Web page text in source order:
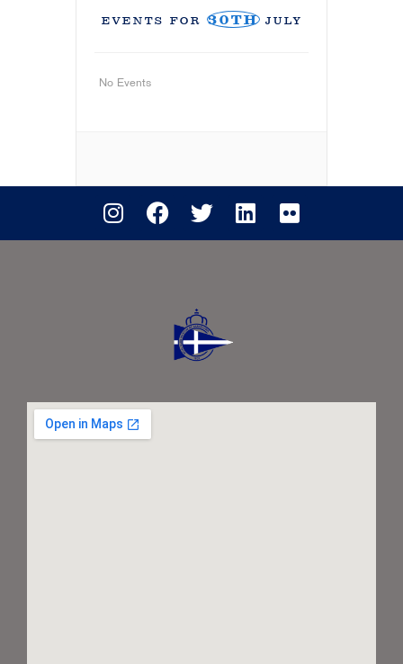
EVENTS FOR 30THJULY
No Events